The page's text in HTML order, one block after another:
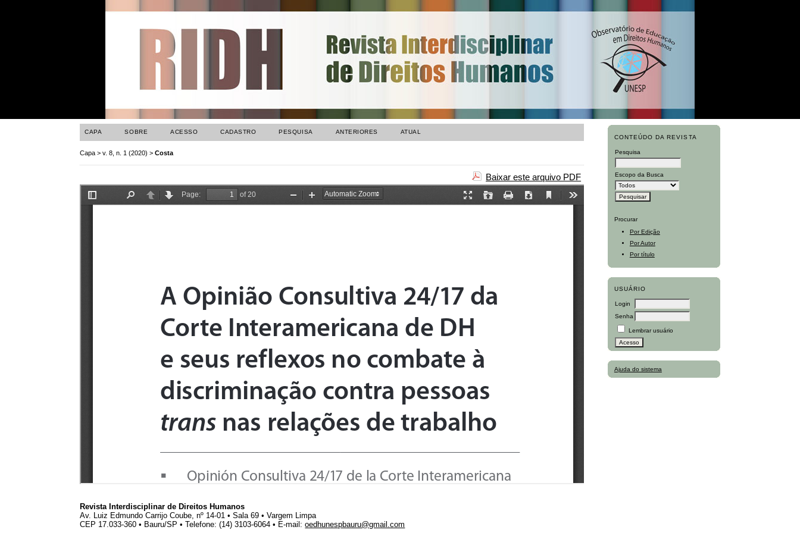
CONTEÚDO DA REVISTA
Pesquisa
Escopo da Busca
Procurar
Por Edição
Por Autor
Por título
USUÁRIO
Login
Senha
Lembrar usuário
Ajuda do sistema
CAPA SOBRE ACESSO CADASTRO PESQUISA ANTERIORES ATUAL
Capa >v. 8, n. 1 (2020) >Costa
Baixar este arquivo PDF
Revista Interdisciplinar de Direitos Humanos
Av. Luiz Edmundo Carrijo Coube, nº 14-01 • Sala 69 • Vargem Limpa
CEP 17.033-360 • Bauru/SP • Telefone: (14) 3103-6064 • E-mail:oedhunespbauru@gmail.com